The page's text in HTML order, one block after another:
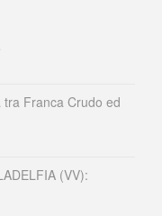
opera
Franca Crudo ed
(VV):